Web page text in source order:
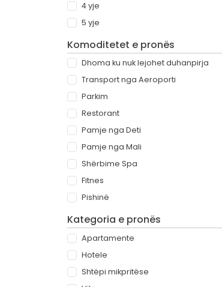
4 yje
5 yje
Komoditetet e pronës
Dhoma ku nuk lejohet duhanpirja
Transport nga Aeroporti
Parkim
Restorant
Pamje nga Deti
Pamje nga Mali
Shërbime Spa
Fitnes
Pishinë
Kategoria e pronës
Apartamente
Hotele
Shtëpi mikpritëse